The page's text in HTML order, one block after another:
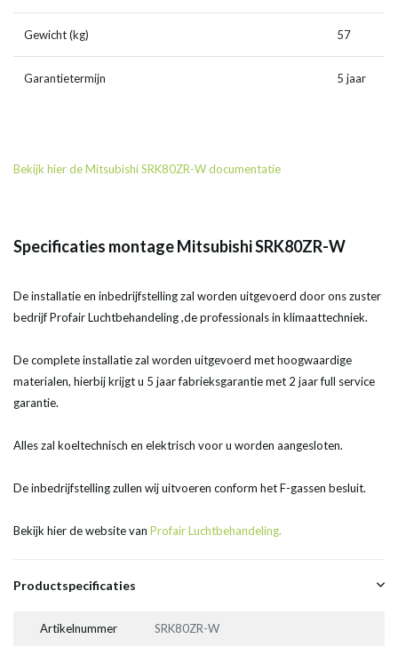
Gewicht (kg) 57
Garantietermijn 5 jaar
Bekijk hier de Mitsubishi SRK80ZR-W documentatie
Specificaties montage Mitsubishi SRK80ZR-W
De installatie en inbedrijfstelling zal worden uitgevoerd door ons zuster
bedrijf Profair Luchtbehandeling ,de professionals in klimaattechniek.
De complete installatie zal worden uitgevoerd met hoogwaardige
materialen, hierbij krijgt u 5 jaar fabrieksgarantie met 2 jaar full service
garantie.
Alles zal koeltechnisch en elektrisch voor u worden aangesloten.
De inbedrijfstelling zullen wij uitvoeren conform het F-gassen besluit.
Bekijk hier de website van Profair Luchtbehandeling.
Productspecificaties
Artikelnummer SRK80ZR-W